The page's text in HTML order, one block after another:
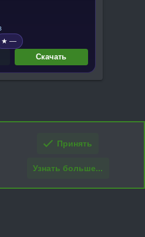
★ —
Скачать
Главная
R
S
Принять
Узнать больше...